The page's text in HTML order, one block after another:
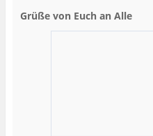
Grüße von Euch an Alle